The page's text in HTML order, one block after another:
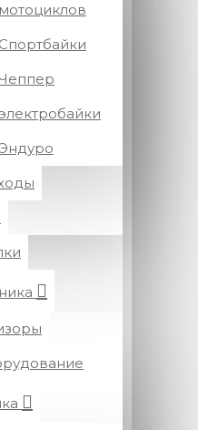
мотоциклов
Спортбайки
Чеппер
Эндуро